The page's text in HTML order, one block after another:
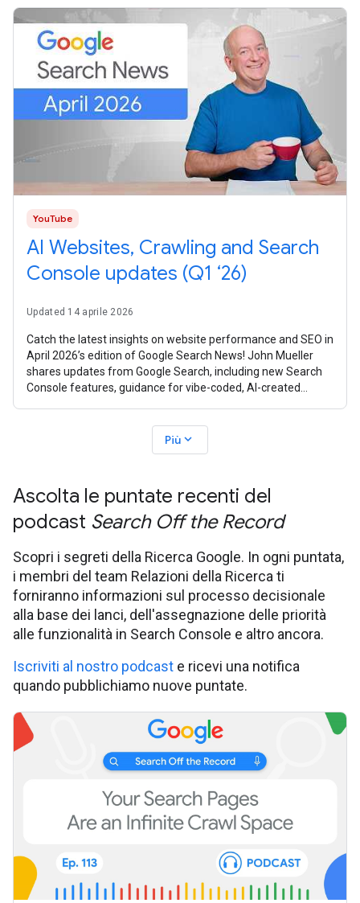
YouTube
AI Websites, Crawling and Search
Console updates (Q1 ‘26)
Updated 14 aprile 2026
Catch the latest insights on website performance and SEO in
April 2026’s edition of Google Search News! John Mueller
shares updates from Google Search, including new Search
Console features, guidance for vibe-coded, AI-created
Più expand_more
Ascolta le puntate recenti del
podcast Search Off the Record
Scopri i segreti della Ricerca Google. In ogni puntata,
i membri del team Relazioni della Ricerca ti
forniranno informazioni sul processo decisionale
alla base dei lanci, dell'assegnazione delle priorità
alle funzionalità in Search Console e altro ancora.
Iscriviti al nostro podcast e ricevi una notifica
quando pubblichiamo nuove puntate.